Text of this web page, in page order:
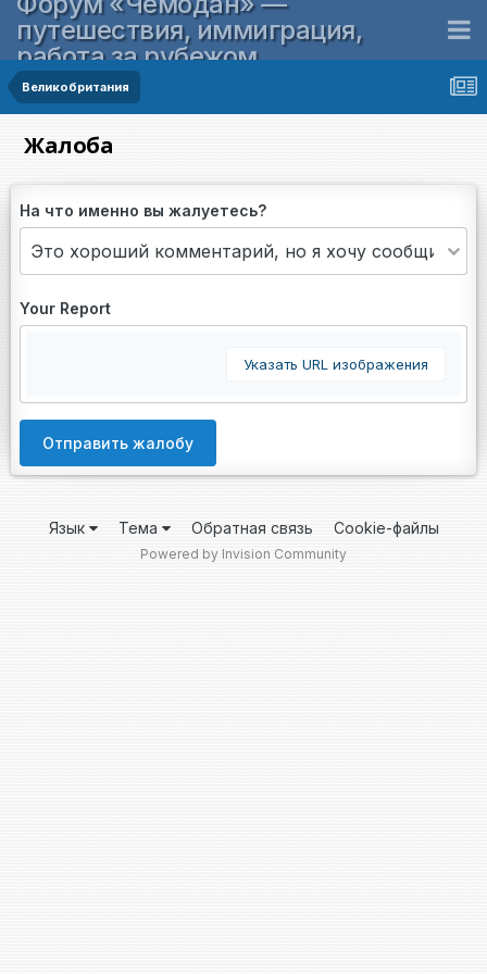
путешествия, иммиграция,
работа за рубежом
Великобритания
Жалоба
На что именно вы жалуетесь?
Your Report
Указать URL изображения
Отправить жалобу
Язык Тема Обратная связь Cookie-файлы
Powered by Invision Community